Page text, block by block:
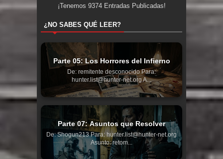
¡Tenemos 9374Entradas Publicadas!
¿NO SABES QUÉ LEER?
Parte 05: Los Horrores del Infierno
De: remitente desconocido Para:
hunter.list@hunter-net.org A...
Parte 07: Asuntos que Resolver
De: Shogun213 Para: hunter.list@hunter-net.org
Asunto: retom...